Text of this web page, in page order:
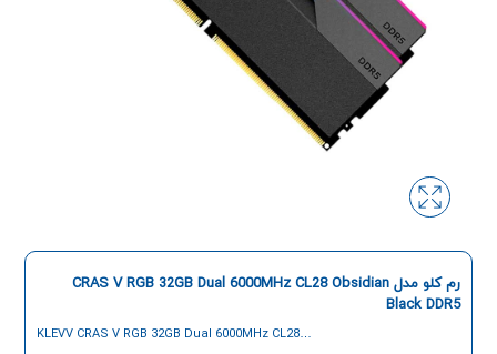
رم کلو مدل CRAS V RGB 32GB Dual 6000MHz CL28 Obsidian
Black DDR5
KLEVV CRAS V RGB 32GB Dual 6000MHz CL28